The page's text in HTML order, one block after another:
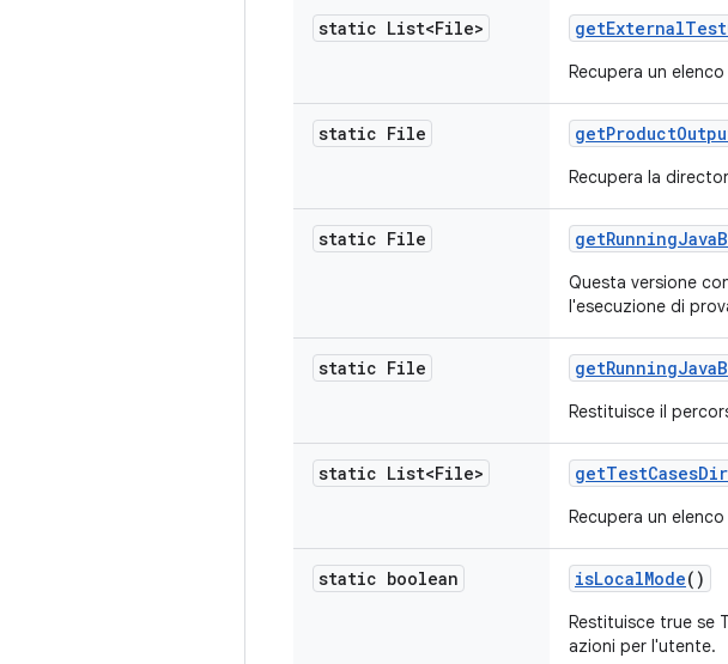
static List<File> getExternalTest
Recupera un elenco
static File getProduct
Recupera la
static File getRunningJava
Questa versione
l'esecuzione di
static File getRunningJava
Restituisce il
static List<File> getTestCases
Recupera un elenco
static boolean isLocalMode()
Restituisce true se
azioni per l'utente.